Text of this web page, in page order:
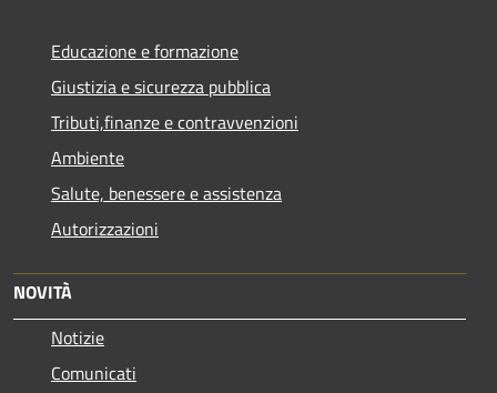
Educazione e formazione
Giustizia e sicurezza pubblica
Tributi,finanze e contravvenzioni
Ambiente
Salute, benessere e assistenza
Autorizzazioni
NOVITÀ
Notizie
Comunicati